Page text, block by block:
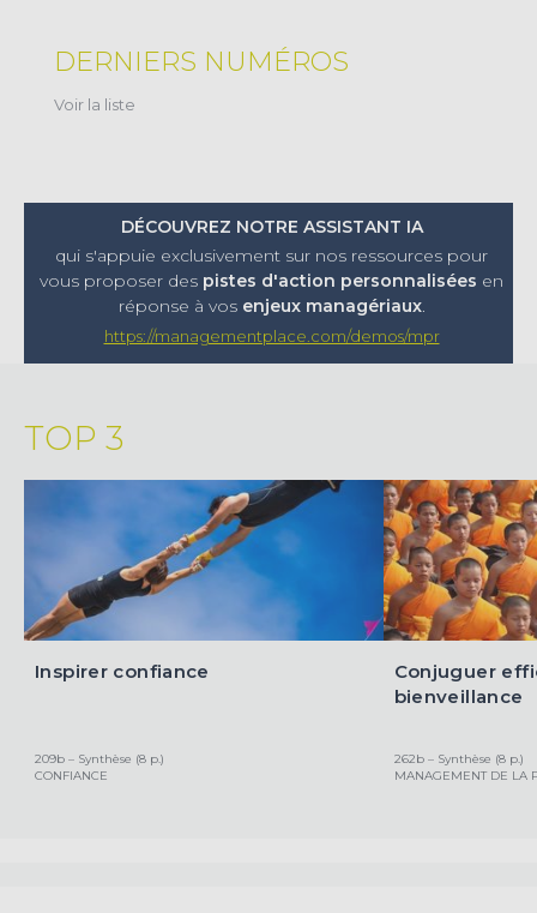
DERNIERS NUMÉROS
Voir la liste
DÉCOUVREZ NOTRE ASSISTANT IA
qui s'appuie exclusivement sur nos ressources pour
vous proposer des pistes d'action personnalisées en
réponse à vos enjeux managériaux.
https://managementplace.com/demos/mpr
TOP 3
Inspirer confiance
209b – Synthèse (8 p.)
CONFIANCE
Conjuguer
bienveillance
262b – Synthèse (8 p.)
MANAGEMENT DE LA